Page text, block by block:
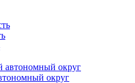
округ
округ